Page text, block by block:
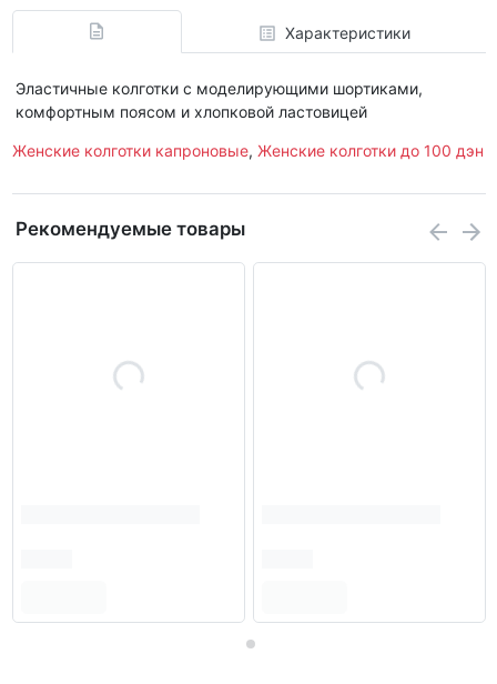
Характеристики
Эластичные колготки с моделирующими шортиками,
комфортным поясом и хлопковой ластовицей
Женские колготки капроновые, Женские колготки до 100 дэн
Рекомендуемые товары